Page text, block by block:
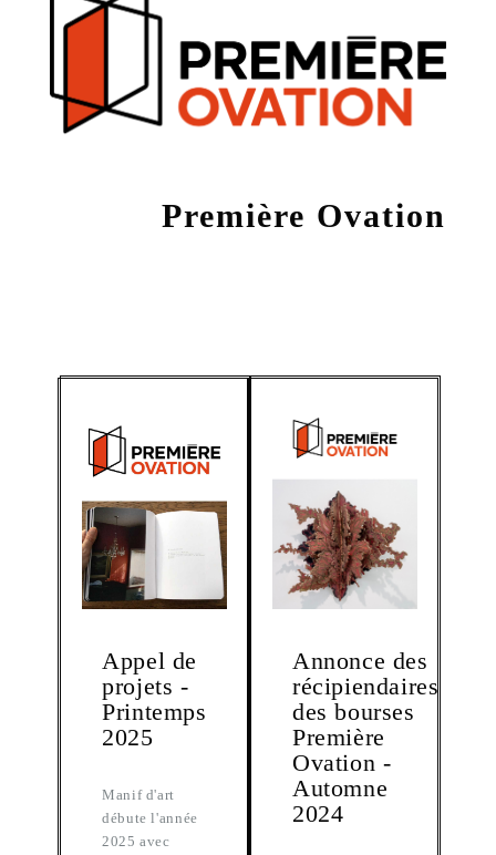
Première Ovation
Appel de
projets -
Printemps
2025
Manif d'art
débute l'année
2025 avec
Annonce des
récipiendaires
des bourses
Première
Ovation -
Automne
2024